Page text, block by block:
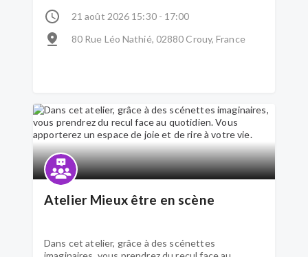
21 août 2026 15:30 - 17:00
80 Rue Léo Nathié, 02880 Crouy, France
Atelier Mieux être en scène
Dans cet atelier, grâce à des scénettes